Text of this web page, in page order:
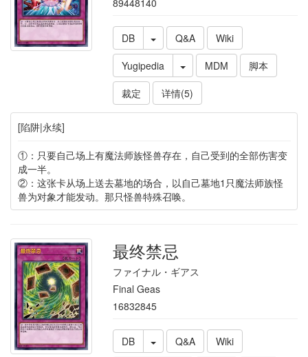
89448140
DB Q&A
Wiki
Yugipedia
MDM
脚本
裁定
详情(5)
[陷阱|永续]
①：只要自己场上有魔法师族怪兽存在，自己受到的全部伤害变
成一半。
②：这张卡从场上送去墓地的场合，以自己墓地1只魔法师族怪
兽为对象才能发动。那只怪兽特殊召唤。
最终禁忌
ファイナル・ギアス
Final Geas
16832845
DB Q&A
Wiki